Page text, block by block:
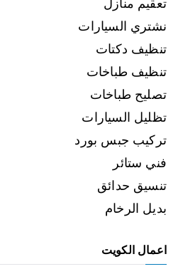
تعقيم منازل
نشتري السيارات
تنظيف دكتات
تنظيف طباخات
تصليح طباخات
تظليل السيارات
تركيب جبس بورد
فني ستائر
تنسيق حدائق
بديل الرخام
اعمال الكويت